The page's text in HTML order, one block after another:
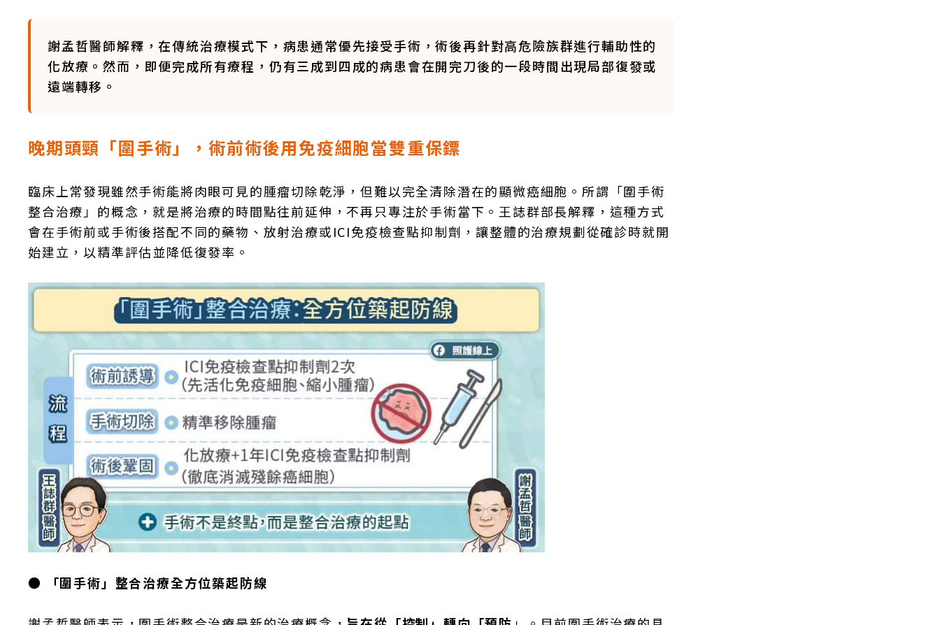
謝孟哲醫師解釋，在傳統治療模式下，病患通常優先接受手術，術後再針對高危險族群進行輔助性的
化放療。然而，即便完成所有療程，仍有三成到四成的病患會在開完刀後的一段時間出現局部復發或
遠端轉移。
晚期頭頸「圍手術」，術前術後用免疫細胞當雙重保鏢
臨床上常發現雖然手術能將肉眼可見的腫瘤切除乾淨，但難以完全清除潛在的顯微癌細胞。所謂「圍手術
整合治療」的概念，就是將治療的時間點往前延伸，不再只專注於手術當下。王誌群部長解釋，這種方式
會在手術前或手術後搭配不同的藥物、放射治療或ICI免疫檢查點抑制劑，讓整體的治療規劃從確診時就開
始建立，以精準評估並降低復發率。
● 「圍手術」整合治療全方位築起防線